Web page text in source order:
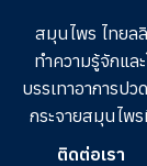
สมุนไพร ไทยล
ทำความรู้จักแล
บรรเทาอาการป
กระจายสมุนไพ
ติดต่อเรา